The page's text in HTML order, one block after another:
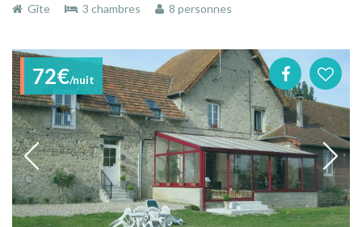
Gîte
3 chambres 8 personnes
72€/nuit